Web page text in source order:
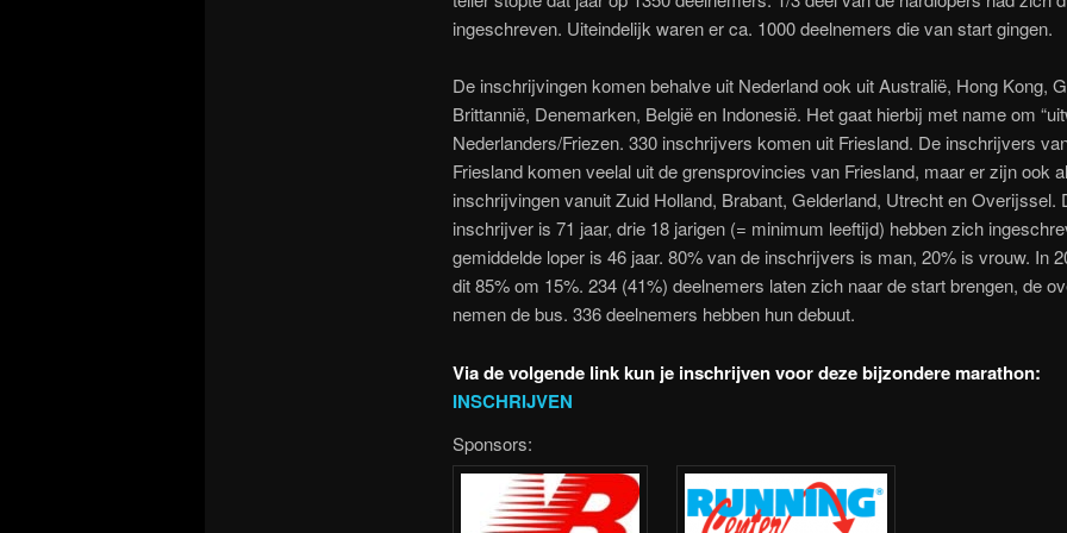
ingeschreven. Uiteindelijk waren er ca. 1000 deelnemers die van start gingen.
De inschrijvingen komen behalve uit Nederland ook uit Australië, Hong Kong,
Brittannië, Denemarken, België en Indonesië. Het gaat hierbij met name om
Nederlanders/Friezen. 330 inschrijvers komen uit Friesland. De inschrijvers
Friesland komen veelal uit de grensprovincies van Friesland, maar er zijn ook al
inschrijvingen vanuit Zuid Holland, Brabant, Gelderland, Utrecht en Overijssel.
inschrijver is 71 jaar, drie 18 jarigen (= minimum leeftijd) hebben zich
gemiddelde loper is 46 jaar. 80% van de inschrijvers is man, 20% is vrouw. In
dit 85% om 15%. 234 (41%) deelnemers laten zich naar de start brengen, de
nemen de bus. 336 deelnemers hebben hun debuut.
Via de volgende link kun je inschrijven voor deze bijzondere marathon:
INSCHRIJVEN
Sponsors: